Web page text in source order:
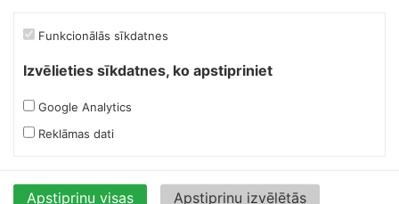
darbadienās 08:00-17:00
sestdienās brīvs
svētdienās brīvs
Ofiss, noliktava.
Funkcionālās sīkdatnes
Izvēlieties sīkdatnes, ko apstipriniet
Google Analytics
Reklāmas dati
Apstiprinu visas Apstiprinu izvēlētās